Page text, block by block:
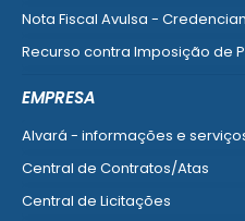
Nota Fiscal Avulsa -
Recurso contra Imposição de
EMPRESA
Alvará - informações e
Central de Contratos/Atas
Central de Licitações